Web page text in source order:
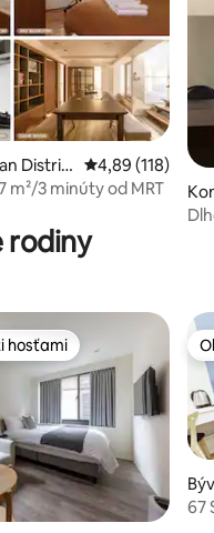
hodnotení: 115
Distric
Priemerné
4,89 (118)
m²/3 minúty od MRT
rodiny
hosťami
hosťami
67